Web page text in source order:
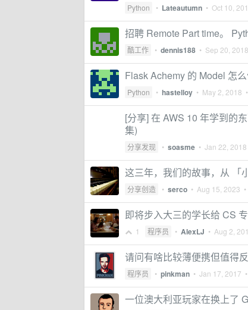
Python • Lateautumn • Oct 10,
招聘 Remote Part time。
酷工作 • dennis188 • Sep 20, 2018
Flask Achemy 的 Model 怎
Python • hastelloy • May 2, 2018
[分享] 在 AWS 10 年学到的
集)
分享发现 • soasme • Jan 22, 2018
这三年，我们的故事，从 「
分享创造 • serco • Aug 15, 2023
即将步入大三的学长给 CS
1 程序员 • AlexLJ • Aug 2,
请问有啥比较薄便携但值得
程序员 • pinkman • Jan 17, 2017
一位澳大利亚玩家在换上了